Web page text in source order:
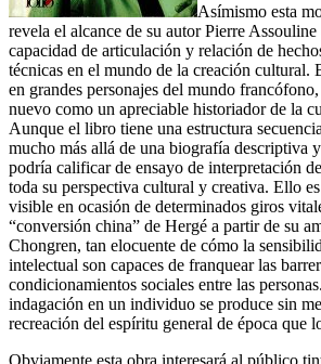
Asímismo esta
revela el alcance de su autor Pierre
capacidad de articulación y relación de
técnicas en el mundo de la creación cultural.
en grandes personajes del mundo
nuevo como un apreciable historiador de la
Aunque el libro tiene una estructura
mucho más allá de una biografía descriptiva
podría calificar de ensayo de interpretación
toda su perspectiva cultural y creativa. Ello
visible en ocasión de determinados giros
“conversión china” de Hergé a partir de su
Chongren, tan elocuente de cómo la
intelectual son capaces de franquear las
condicionamientos sociales entre las
indagación en un individuo se produce sin
recreación del espíritu general de época que
Obviamente esta obra interesará al público